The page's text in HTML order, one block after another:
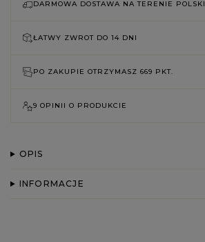
DARMOWA DOSTAWA NA TERENIE POLSKI
ŁATWY ZWROT DO 14 DNI
PO ZAKUPIE OTRZYMASZ 669 PKT.
9 OPINII O PRODUKCIE
OPIS
INFORMACJE